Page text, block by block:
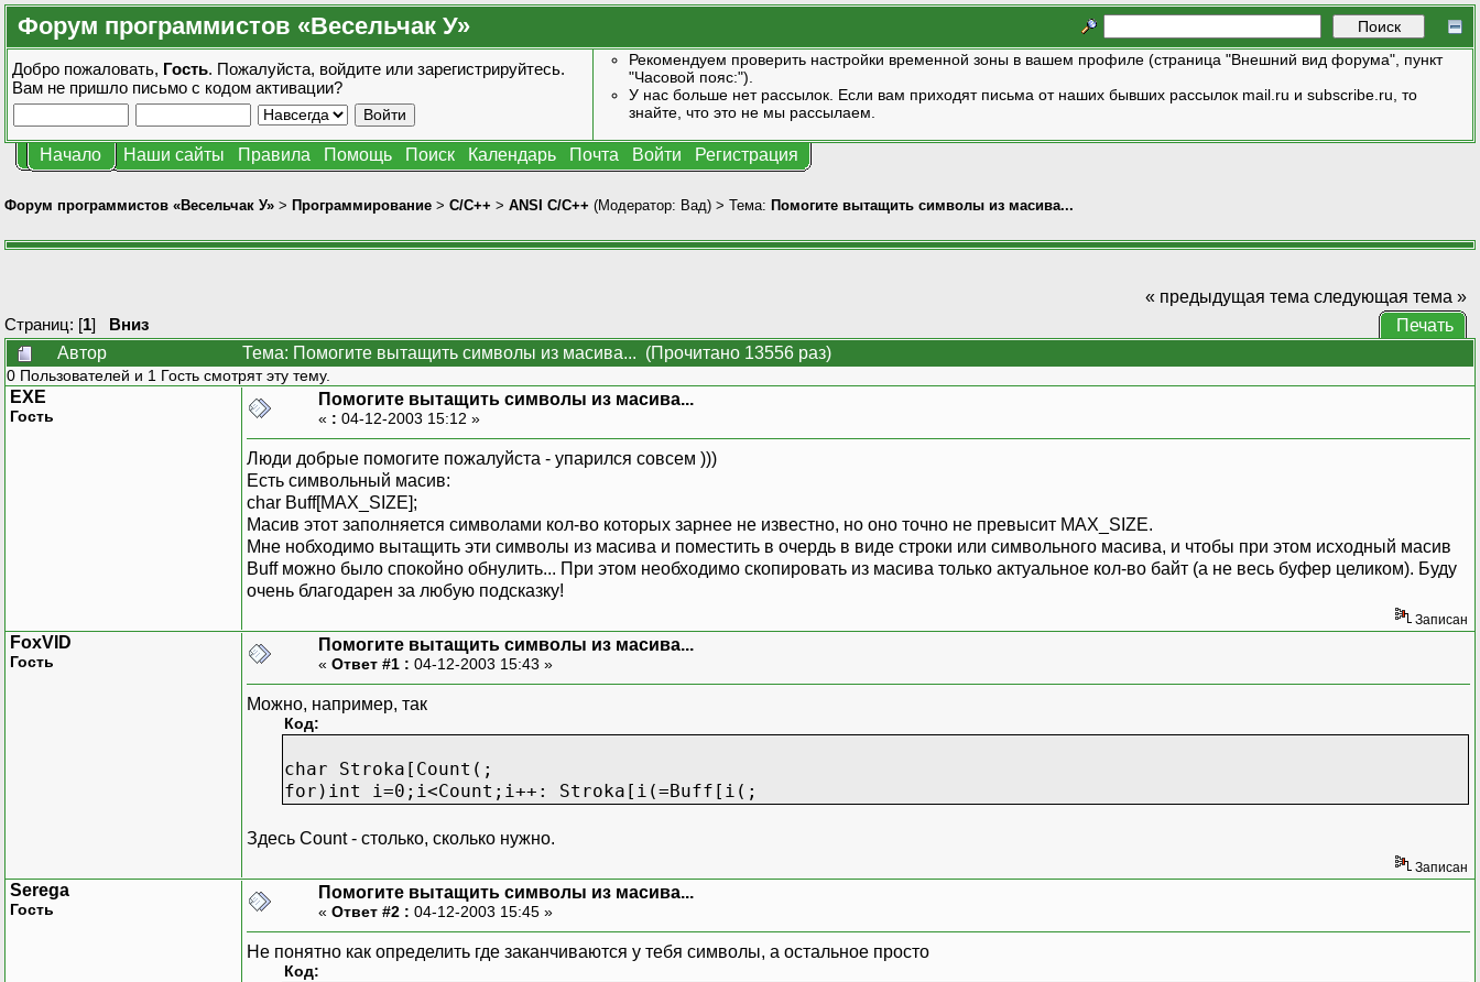
Форум программистов «Весельчак У»
Добро пожаловать, Гость. Пожалуйста, войдите или зарегистрируйтесь.
Вам не пришло письмо с кодом активации?
Рекомендуем проверить настройки временной зоны в вашем профиле (страница "Внешний вид форума", пункт
"Часовой пояс:").
У нас больше нет рассылок. Если вам приходят письма от наших бывших рассылок mail.ru и subscribe.ru, то
знайте, что это не мы рассылаем.
Начало Наши сайты Правила Помощь Поиск Календарь Почта Войти Регистрация
Форум программистов «Весельчак У» > Программирование > C/C++ > ANSI С/С++ (Модератор: Вад) > Тема: Помогите вытащить символы из масива...
Страниц: [1] Вниз
« предыдущая тема следующая тема »
Печать
Автор
Тема: Помогите вытащить символы из масива... (Прочитано 13556 раз)
0 Пользователей и 1 Гость смотрят эту тему.
EXE
Гость
Помогите вытащить символы из масива...
« : 04-12-2003 15:12 »
Люди добрые помогите пожалуйста - упарился совсем )))
Есть символьный масив:
char Buff[MAX_SIZE];
Масив этот заполняется символами кол-во которых зарнее не известно, но оно точно не превысит MAX_SIZE.
Мне нобходимо вытащить эти символы из масива и поместить в очердь в виде строки или символьного масива, и чтобы при этом исходный масив
Buff можно было спокойно обнулить... При этом необходимо скопировать из масива только актуальное кол-во байт (а не весь буфер целиком). Буду
очень благодарен за любую подсказку!
Записан
FoxVID
Гость
Помогите вытащить символы из масива...
« Ответ #1 : 04-12-2003 15:43 »
Можно, например, так
Код:
char Stroka[Count(;
for)int i=0;i<Count;i++: Stroka[i(=Buff[i(;
Здесь Count - столько, сколько нужно.
Записан
Serega
Гость
Помогите вытащить символы из масива...
« Ответ #2 : 04-12-2003 15:45 »
Не понятно как определить где заканчиваются у тебя символы, а остальное просто
Код: